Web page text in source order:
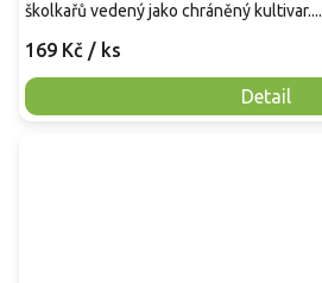
169 Kč / ks
Detail
školkařů vedený jako chráněný kultivar....